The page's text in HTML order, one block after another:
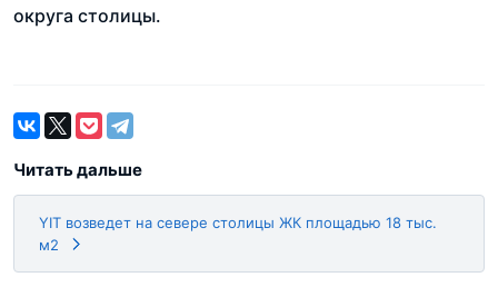
округа столицы.
Читать дальше
YIT возведет на севере столицы ЖК площадью 18 тыс.
м2